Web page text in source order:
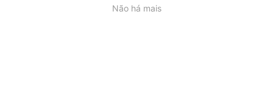
aqueles infelizmente familiarizados com fraudes financeiras ou
Não há mais